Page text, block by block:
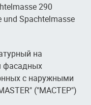
290
und Spachtelmasse
на
фасадных
с наружными
("МАСТЕР")